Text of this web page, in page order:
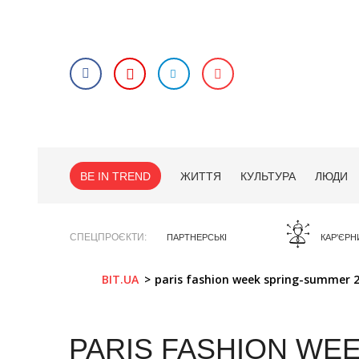
BE IN TREND ЖИТТЯ КУЛЬТУРА ЛЮДИ
СПЕЦПРОЄКТИ ПАРТНЕРСЬКІ
BIT.UA paris fashion week spring-summer
PARIS FASHION